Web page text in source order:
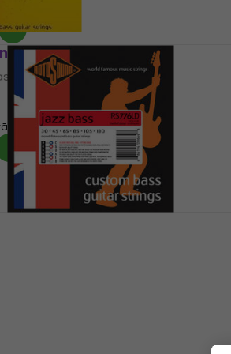
RS 88 M
RS776LD 6-strings Jazz Bass